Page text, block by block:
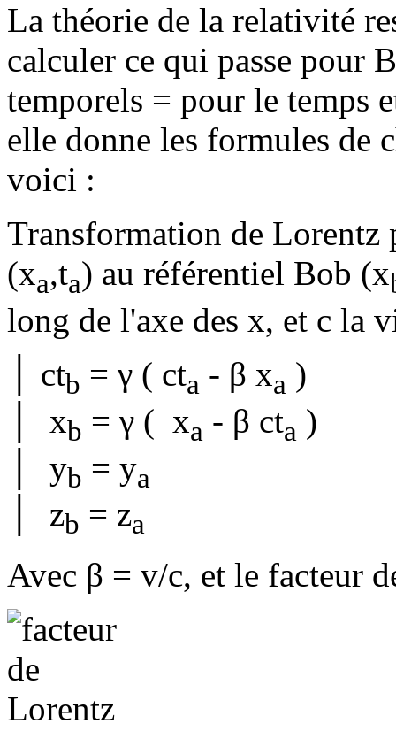
La théorie de la relativité
calculer ce qui passe pour
temporels = pour le temps
elle donne les formules de
voici :
Transformation de Lorentz
(xa,ta) au référentiel Bob (x
long de l'axe des x, et c la
│ ctb = γ ( cta - β xa )
│ xb = γ ( xa - β cta )
│ yb = ya
│ zb = za
Avec β = v/c, et le facteur